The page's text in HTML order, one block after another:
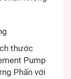
thước
Pump
Phấn với